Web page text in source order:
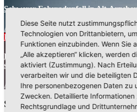
Schwerer Fahrradunfall in Alt-
Aug. 5, 2026 Kreispolizeibehörde
Polizeibericht
Einbruch in Musterhaus in Arnsberg-
sucht Zeugen
Aug. 5, 2026 Kreispolizeibehörde
Schreibe einen Kommentar
Diese Seite nutzt
Technologien von Drittanbietern,
Funktionen einzubinden. Wenn Sie
„Alle akzeptieren“ klicken, werden
aktiviert (Zustimmung). Nach
verarbeiten wir und die beteiligten
Ihre personenbezogenen Daten zu
Zwecken. Detaillierte Informationen
Rechtsgrundlage und